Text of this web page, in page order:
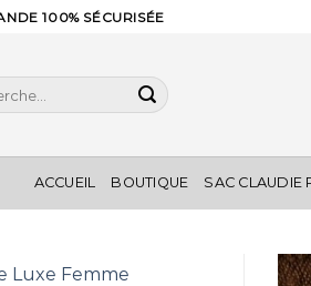
100% SÉCURISÉE
ACCUEIL BOUTIQUE SAC CLAUDIE
Luxe Femme